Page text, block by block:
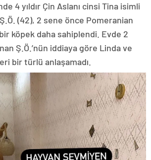
4 yıldır Çin Aslanı cinsi Tina isimli
(42), 2 sene önce Pomeranian
köpek daha sahiplendi. Evde 2
Ş.Ö.’nün iddiaya göre Linda ve
bir türlü anlaşamadı.